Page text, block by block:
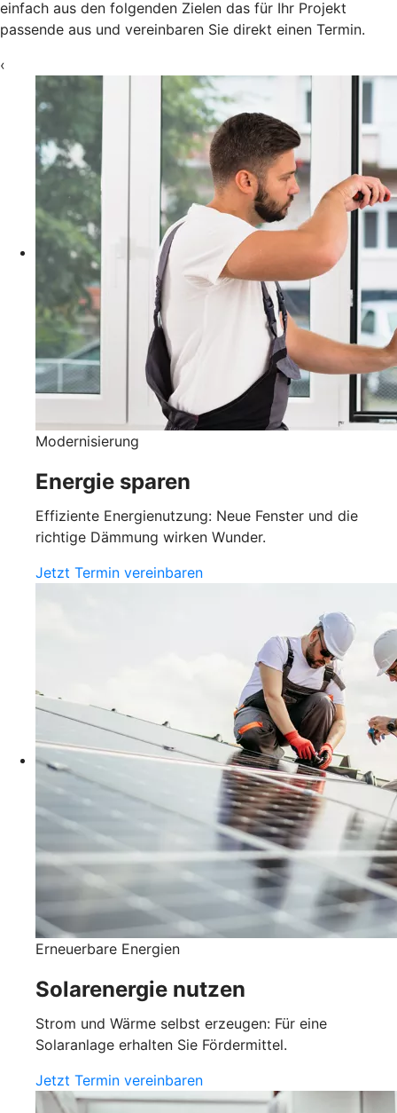
einfach aus den folgenden Zielen das für Ihr Projekt
passende aus und vereinbaren Sie direkt einen Termin.
‹
Modernisierung
Energie sparen
Effiziente Energienutzung: Neue Fenster und die
richtige Dämmung wirken Wunder.
Jetzt Termin vereinbaren
Erneuerbare Energien
Solarenergie nutzen
Strom und Wärme selbst erzeugen: Für eine
Solaranlage erhalten Sie Fördermittel.
Jetzt Termin vereinbaren